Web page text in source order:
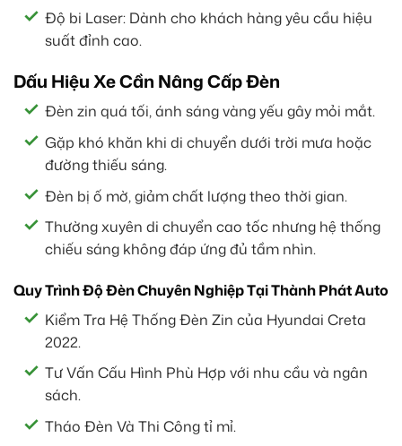
Độ bi Laser: Dành cho khách hàng yêu cầu hiệu
suất đỉnh cao.
Dấu Hiệu Xe Cần Nâng Cấp Đèn
Đèn zin quá tối, ánh sáng vàng yếu gây mỏi mắt.
Gặp khó khăn khi di chuyển dưới trời mưa hoặc
đường thiếu sáng.
Đèn bị ố mờ, giảm chất lượng theo thời gian.
Thường xuyên di chuyển cao tốc nhưng hệ thống
chiếu sáng không đáp ứng đủ tầm nhìn.
Quy Trình Độ Đèn Chuyên Nghiệp Tại Thành Phát Auto
Kiểm Tra Hệ Thống Đèn Zin của Hyundai Creta
2022.
Tư Vấn Cấu Hình Phù Hợp với nhu cầu và ngân
sách.
Tháo Đèn Và Thi Công tỉ mỉ.